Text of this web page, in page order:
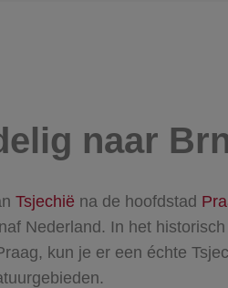
naar
Tsjechië na de hoofdstad
Nederland. In het
kun je er een échte